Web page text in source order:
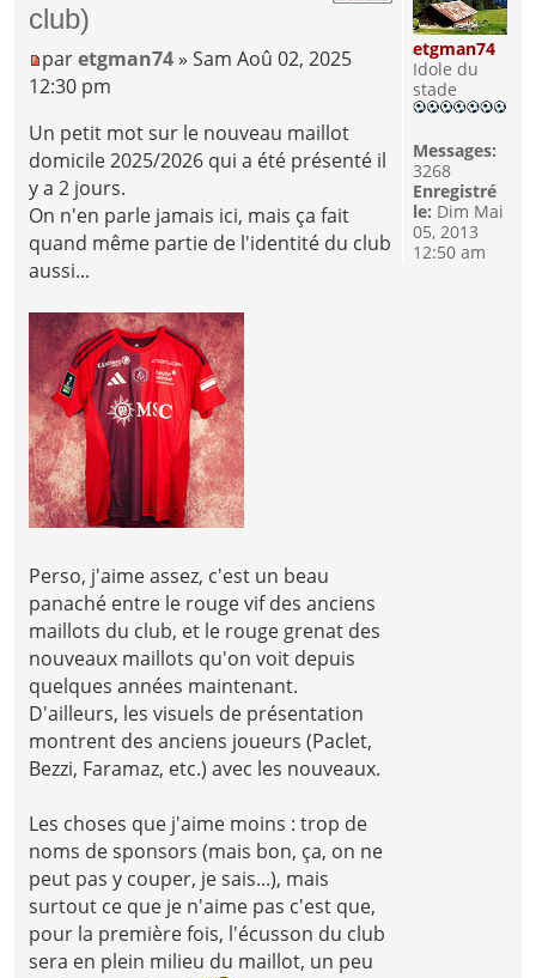
club)
paretgman74 » Sam Aoû 02, 2025
12:30 pm
Un petit mot sur le nouveau maillot
domicile 2025/2026 qui a été présenté il
y a 2 jours.
On n'en parle jamais ici, mais ça fait
quand même partie de l'identité du club
aussi...
Perso, j'aime assez, c'est un beau
panaché entre le rouge vif des anciens
maillots du club, et le rouge grenat des
nouveaux maillots qu'on voit depuis
quelques années maintenant.
D'ailleurs, les visuels de présentation
montrent des anciens joueurs (Paclet,
Bezzi, Faramaz, etc.) avec les nouveaux.
Les choses que j'aime moins : trop de
noms de sponsors (mais bon, ça, on ne
peut pas y couper, je sais...), mais
surtout ce que je n'aime pas c'est que,
pour la première fois, l'écusson du club
sera en plein milieu du maillot, un peu
etgman74
Idole du
stade
Messages:
3268
Enregistré
le: Dim Mai
05, 2013
12:50 am